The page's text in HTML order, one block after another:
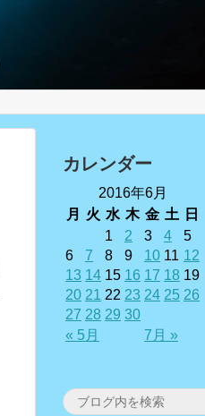
カレンダー
2016年6月
月
火 水 木 金 土 日
« 5月 7月 »
1 2 3 4
5
6
7 8 9 10 11 12
13 14 15 16 17 18 19
20 21 22 23 24 25 26
27 28 29 30